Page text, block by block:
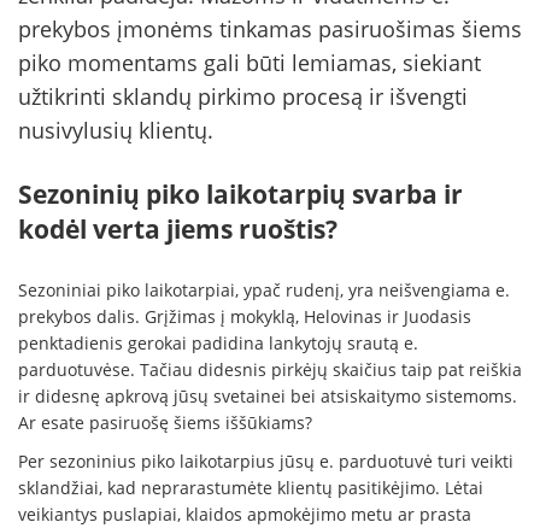
prekybos įmonėms tinkamas pasiruošimas šiems
piko momentams gali būti lemiamas, siekiant
užtikrinti sklandų pirkimo procesą ir išvengti
nusivylusių klientų.
Sezoninių piko laikotarpių svarba ir
kodėl verta jiems ruoštis?
Sezoniniai piko laikotarpiai, ypač rudenį, yra neišvengiama e.
prekybos dalis. Grįžimas į mokyklą, Helovinas ir Juodasis
penktadienis gerokai padidina lankytojų srautą e.
parduotuvėse. Tačiau didesnis pirkėjų skaičius taip pat reiškia
ir didesnę apkrovą jūsų svetainei bei atsiskaitymo sistemoms.
Ar esate pasiruošę šiems iššūkiams?
Per sezoninius piko laikotarpius jūsų e. parduotuvė turi veikti
sklandžiai, kad neprarastumėte klientų pasitikėjimo. Lėtai
veikiantys puslapiai, klaidos apmokėjimo metu ar prasta